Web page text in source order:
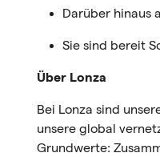
Darüber hinaus
Sie sind bereit
Über Lonza
Bei Lonza sind
unsere global
Grundwerte: